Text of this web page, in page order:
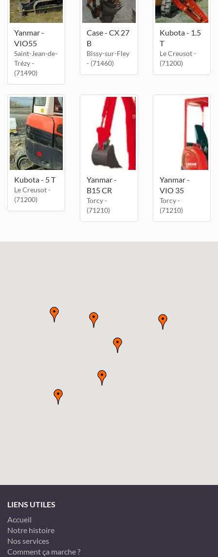
Yanmar -
VIO55
Saint-Jean-de-
Trézy -
(71490)
Case - CX 27
B
Bissy-sur-Fley
- (71460)
Kubota - 1.5
T
Le Creusot -
(71200)
Kubota - 5 T
Le Creusot -
(71200)
Yanmar -
B15 CR
Torcy -
(71210)
Yanmar -
VIO 35
Torcy -
(71210)
LIENS UTILES
Accueil
Notre histoire
Nos services
Comment ça marche ?